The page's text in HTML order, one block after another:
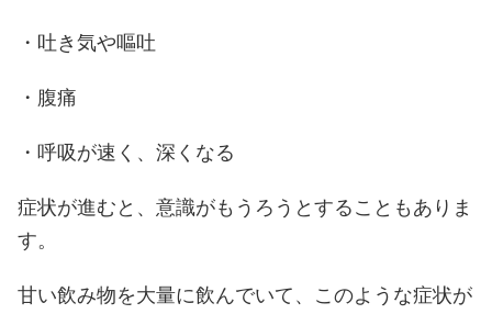
・吐き気や嘔吐
・腹痛
・呼吸が速く、深くなる
症状が進むと、意識がもうろうとすることもありま
す。
甘い飲み物を大量に飲んでいて、このような症状が